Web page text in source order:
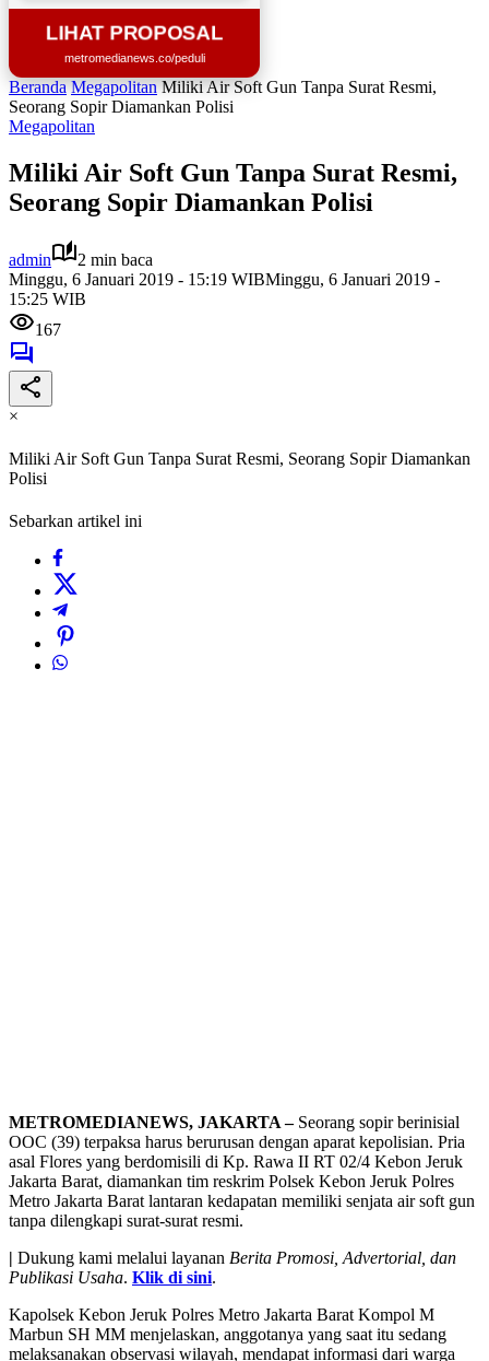
LIHAT PROPOSAL
metromedianews.co/peduli
Beranda Megapolitan Miliki Air Soft Gun Tanpa Surat Resmi,
Seorang Sopir Diamankan Polisi
Megapolitan
Miliki Air Soft Gun Tanpa Surat Resmi,
Seorang Sopir Diamankan Polisi
admin
2 min baca
Minggu, 6 Januari 2019 - 15:19 WIBMinggu, 6 Januari 2019 -
15:25 WIB
167
×
Miliki Air Soft Gun Tanpa Surat Resmi, Seorang Sopir Diamankan
Polisi
Sebarkan artikel ini
METROMEDIANEWS, JAKARTA –Seorang sopir berinisial
OOC (39) terpaksa harus berurusan dengan aparat kepolisian. Pria
asal Flores yang berdomisili di Kp. Rawa II RT 02/4 Kebon Jeruk
Jakarta Barat, diamankan tim reskrim Polsek Kebon Jeruk Polres
Metro Jakarta Barat lantaran kedapatan memiliki senjata air soft gun
tanpa dilengkapi surat-surat resmi.
| Dukung kami melalui layanan Berita Promosi, Advertorial, dan
Publikasi Usaha. Klik di sini.
Kapolsek Kebon Jeruk Polres Metro Jakarta Barat Kompol M
Marbun SH MM menjelaskan, anggotanya yang saat itu sedang
melaksanakan observasi wilayah, mendapat informasi dari warga